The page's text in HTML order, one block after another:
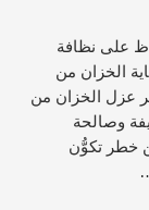
على نظافة
الخزان من
عزل الخزان من
وصالحة
خطر تكوُّن